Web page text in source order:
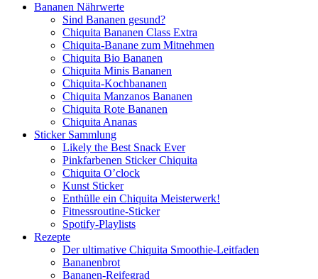
Bananen Nährwerte
Sind Bananen gesund?
Chiquita Bananen Class Extra
Chiquita-Banane zum Mitnehmen
Chiquita Bio Bananen
Chiquita Minis Bananen
Chiquita-Kochbananen
Chiquita Manzanos Bananen
Chiquita Rote Bananen
Chiquita Ananas
Sticker Sammlung
Likely the Best Snack Ever
Pinkfarbenen Sticker Chiquita
Chiquita O’clock
Kunst Sticker
Enthülle ein Chiquita Meisterwerk!
Fitnessroutine-Sticker
Spotify-Playlists
Rezepte
Der ultimative Chiquita Smoothie-Leitfaden
Bananenbrot
Bananen-Reifegrad